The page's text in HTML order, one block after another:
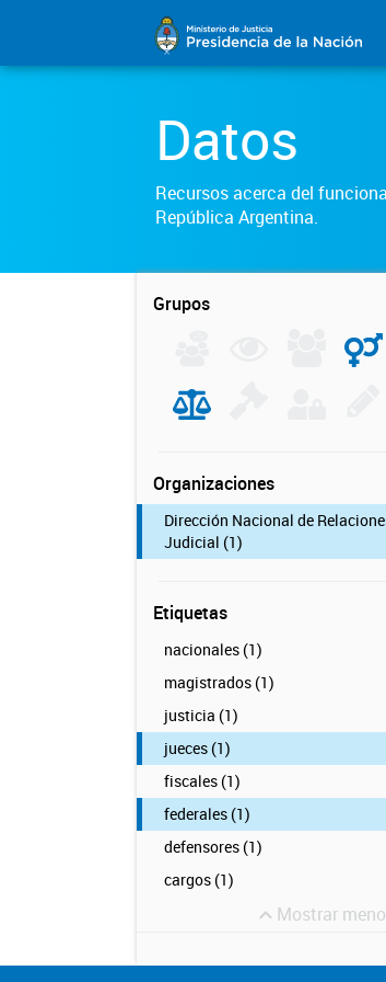
Datos
Recursos acerca del
República Argentina.
Grupos
Organizaciones
Dirección Nacional de
Judicial (1)
Etiquetas
nacionales (1)
magistrados (1)
justicia (1)
jueces (1)
fiscales (1)
federales (1)
defensores (1)
cargos (1)
Mostrar